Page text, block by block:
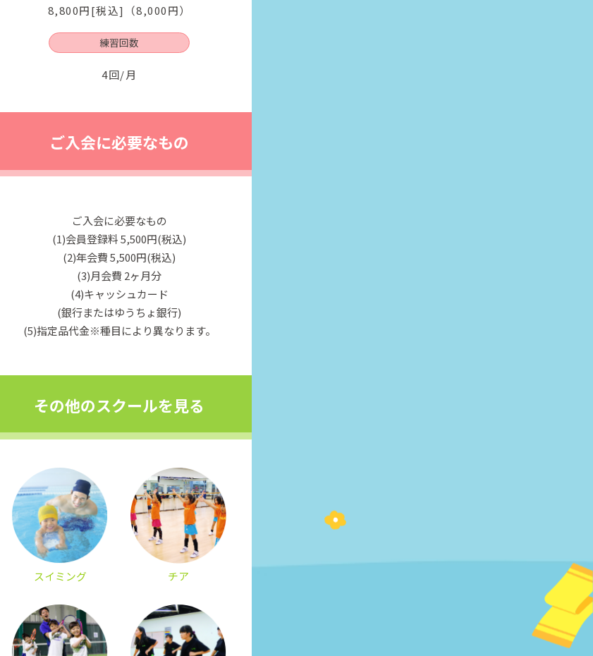
8,800円[税込]（8,000円）
練習回数
4回/月
ご入会に必要なもの
ご入会に必要なもの
(1)会員登録料 5,500円(税込)
(2)年会費 5,500円(税込)
(3)月会費 2ヶ月分
(4)キャッシュカード
(銀行またはゆうちょ銀行)
(5)指定品代金※種目により異なります。
その他のスクールを見る
スイミング チア